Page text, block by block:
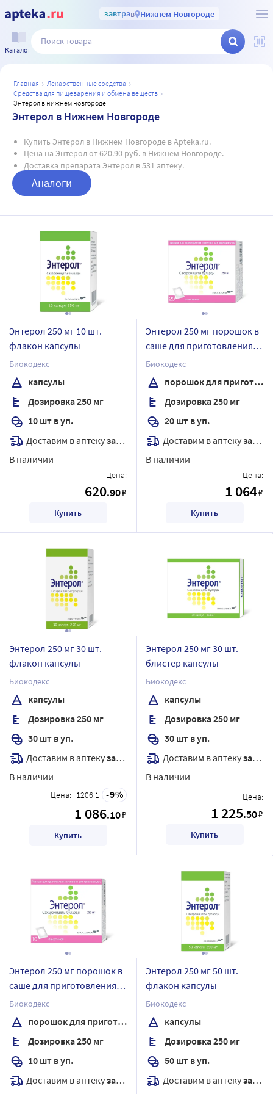
завтрав Нижнем Новгороде
Каталог
главная
лекарственные средства
средства для пищеварения и обмена веществ
энтерол в нижнем новгороде
Энтерол в Нижнем Новгороде
Купить Энтерол в Нижнем Новгороде в Apteka.ru.
Цена на Энтерол от 620.90 руб. в Нижнем Новгороде.
Доставка препарата Энтерол в 531 аптеку.
Аналоги
Энтерол 250 мг 10 шт.
флакон капсулы
Биокодекс
капсулы
Дозировка 250 мг
10 шт в уп.
Доставим в аптекузавтра
В наличии
Цена:
620.90₽
Купить
Энтерол 250 мг порошок в
саше для приготовления
суспензии пакет 20 шт.
Биокодекс
порошок для приготовления суспензии для приема внутрь
Дозировка 250 мг
20 шт в уп.
Доставим в аптекузавтра
В наличии
Цена:
1 064₽
Купить
Энтерол 250 мг 30 шт.
флакон капсулы
Биокодекс
капсулы
Дозировка 250 мг
30 шт в уп.
Доставим в аптекузавтра
В наличии
Цена: 1206.1 9
1 086.10₽
Купить
Энтерол 250 мг 30 шт.
блистер капсулы
Биокодекс
капсулы
Дозировка 250 мг
30 шт в уп.
Доставим в аптекузавтра
В наличии
Цена:
1 225.50₽
Купить
Энтерол 250 мг порошок в
саше для приготовления
суспензии пакет 10 шт.
Биокодекс
порошок для приготовления суспензии для приема внутрь
Дозировка 250 мг
10 шт в уп.
Доставим в аптекузавтра
Энтерол 250 мг 50 шт.
флакон капсулы
Биокодекс
капсулы
Дозировка 250 мг
50 шт в уп.
Доставим в аптекузавтра